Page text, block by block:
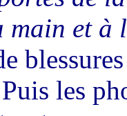
main et à
les